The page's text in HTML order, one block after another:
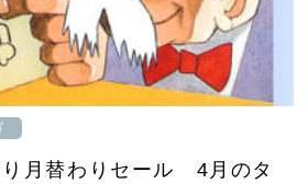
月替わりセール 4月のタ